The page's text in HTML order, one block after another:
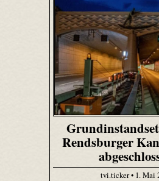
Rendsburger
tvi.ticker • 1. Mai